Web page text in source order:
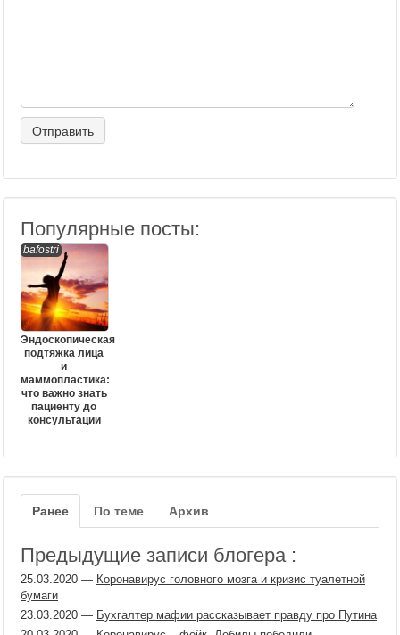
Популярные посты:
bafostri
Эндоскопическая
подтяжка лица
и
маммопластика:
что важно знать
пациенту до
консультации
Ранее По теме Архив
Предыдущие записи блогера :
25.03.2020 — Коронавирус головного мозга и кризис туалетной
бумаги
23.03.2020 — Бухгалтер мафии рассказывает правду про Путина